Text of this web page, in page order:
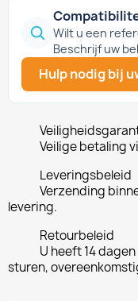
Wilt u een
Beschrijf uw
Hulp nodig bij
Veilige betaling
Leveringsbeleid
Verzending
levering.
Retourbeleid
U heeft 14
sturen,